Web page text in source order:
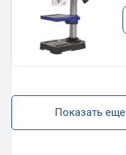
Показать еще